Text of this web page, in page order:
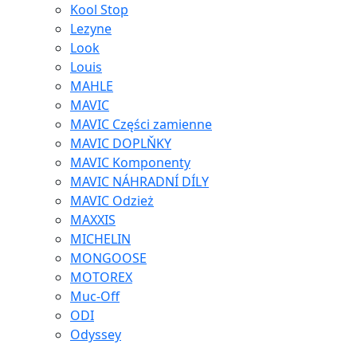
Kool Stop
Lezyne
Look
Louis
MAHLE
MAVIC
MAVIC Części zamienne
MAVIC DOPLŇKY
MAVIC Komponenty
MAVIC NÁHRADNÍ DÍLY
MAVIC Odzież
MAXXIS
MICHELIN
MONGOOSE
MOTOREX
Muc-Off
ODI
Odyssey